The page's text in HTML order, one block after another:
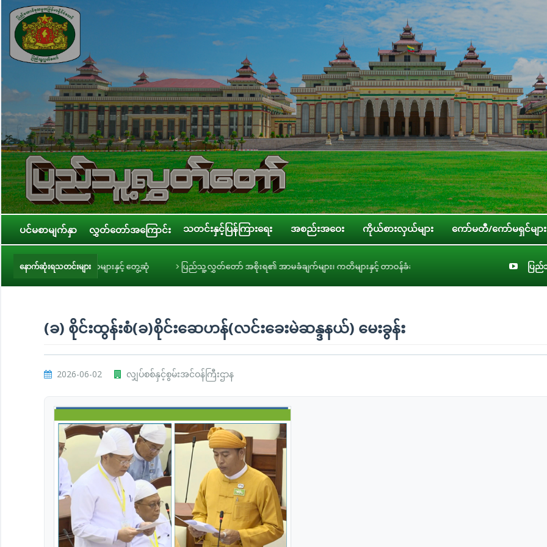
ပင်မစာမျက်နှာ လွှတ်တော်အကြောင်း သတင်းနှင့်ပြန်ကြားရေး အစည်းအဝေး ကိုယ်စားလှယ်များ ကော်မတီ/ကော်မရှင်များ
နောက်ဆုံးရသတင်းများ
င့် တွေ့ဆုံ ပြည်သူ့လွှတ်တော် အစိုးရ၏ အာမခံချက်များ၊ ကတိများနှင့် တာဝန်ခံချက်များစိစစ်ရေးကော်မတီနှင့် ပြည်ထောင်စုအဆင့် အဖွဲ့အစည်းများ၊ ဝန်ကပြ
(ခ) စိုင်းထွန်းစံ(ခ)စိုင်းဆေဟန်(လင်းခေးမဲဆန္ဒနယ်) မေးခွန်း
2026-06-02 လျှပ်စစ်နှင့်စွမ်းအင်ဝန်ကြီးဌာန